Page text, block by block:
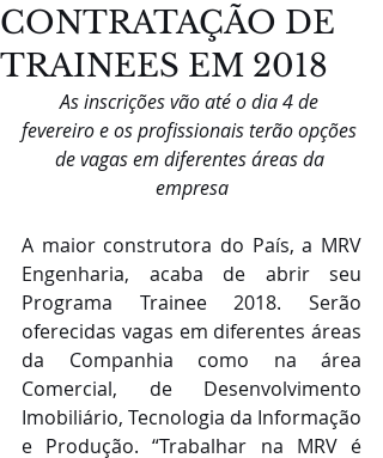
CONTRATAÇÃO DE
TRAINEES EM 2018
As inscrições vão até o dia 4 de
fevereiro e os profissionais terão opções
de vagas em diferentes áreas da
empresa
A maior construtora do País, a MRV
Engenharia, acaba de abrir seu
Programa Trainee 2018. Serão
oferecidas vagas em diferentes áreas
da Companhia como na área
Comercial, de Desenvolvimento
Imobiliário, Tecnologia da Informação
e Produção. “Trabalhar na MRV é